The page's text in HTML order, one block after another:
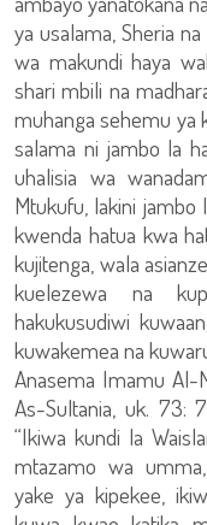
ya usalama, Sheria
wa makundi haya
shari mbili na
muhanga sehemu ya
salama ni jambo la
uhalisia wa
Mtukufu, lakini
kwenda hatua kwa
kujitenga, wala
kuelezewa na
hakukusudiwi
kuwakemea na
Anasema Imamu Al-
As-Sultania, uk. 73:
“Ikiwa kundi la
mtazamo wa
yake ya kipekee,